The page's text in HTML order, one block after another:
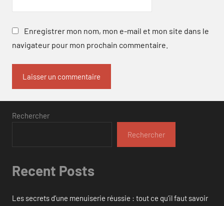
Enregistrer mon nom, mon e-mail et mon site dans le
navigateur pour mon prochain commentaire.
Rechercher
Rechercher
Recent Posts
Les secrets d’une menuiserie réussie : tout ce qu’il faut savoir